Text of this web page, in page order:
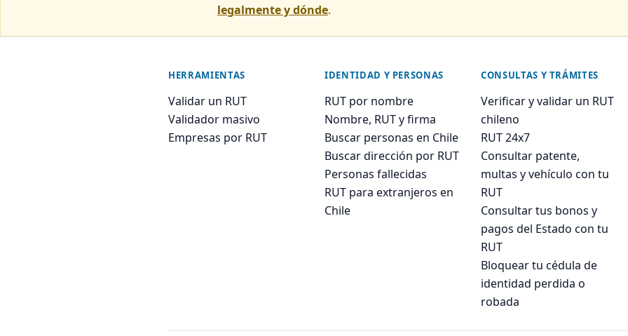
legalmente y dónde.
HERRAMIENTAS
Validar un RUT
Validador masivo
Empresas por RUT
IDENTIDAD Y PERSONAS
RUT por nombre
Nombre, RUT y firma
Buscar personas en Chile
Buscar dirección por RUT
Personas fallecidas
RUT para extranjeros en
Chile
CONSULTAS Y TRÁMITES
Verificar y validar un RUT
chileno
RUT 24x7
Consultar patente,
multas y vehículo con tu
RUT
Consultar tus bonos y
pagos del Estado con tu
RUT
Bloquear tu cédula de
identidad perdida o
robada